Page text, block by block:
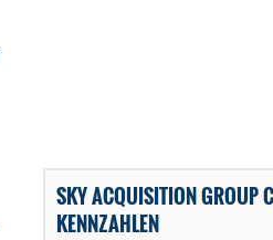
SKY ACQUISITION GROUP
KENNZAHLEN